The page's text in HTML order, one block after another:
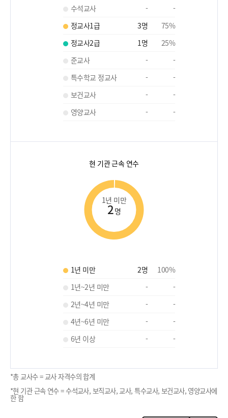
수석교사 -
-
정교사1급
3명 75%
정교사2급
1명 25%
준교사
-
-
특수학교 정교사
-
-
보건교사
-
-
영양교사
- -
현 기관 근속 연수
1년 미만
2명
1년 미만 2명 100%
1년~2년 미만
-
-
2년~4년 미만
-
-
4년~6년 미만
-
-
6년 이상
- -
*총 교사수 = 교사 자격수의 합계
*현 기관 근속 연수 = 수석교사, 보직교사, 교사, 특수교사, 보건교사, 영양교사에
한 함